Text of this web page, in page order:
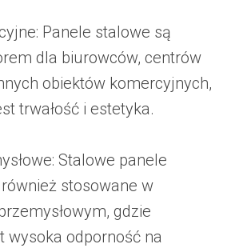
Panele stalowe są
dla biurowców, centrów
obiektów komercyjnych,
trwałość i estetyka.
Stalowe panele
stosowane w
gdzie
wysoka odporność na